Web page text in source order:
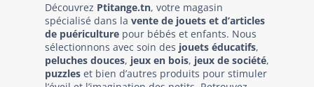
Découvrez Ptitange.tn, votre magasin
spécialisé dans la vente de jouets et d’articles
de puériculture pour bébés et enfants. Nous
sélectionnons avec soin des jouets éducatifs,
peluches douces, jeux en bois, jeux de société,
puzzles et bien d’autres produits pour stimuler